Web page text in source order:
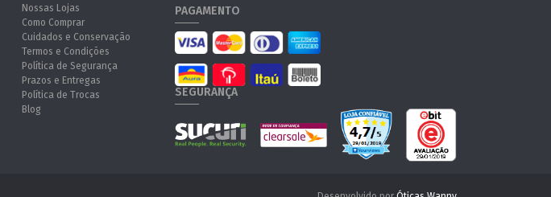
Nossas Lojas
Como Comprar
Cuidados e Conservação
Termos e Condições
Política de Segurança
Prazos e Entregas
Política de Trocas
Blog
PAGAMENTO
SEGURANÇA